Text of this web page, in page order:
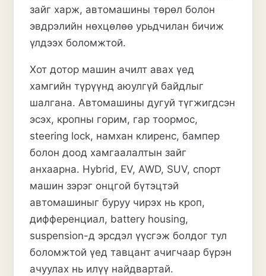
зайг харж, автомашины төрөл болон
эвдрэлийн нөхцөлөө урьдчилан бичиж
үлдээх боломжтой.
Хот дотор машин ачилтавах үед
хамгийн түрүүнд аюулгүй байдлыг
шалгана. Автомашины дугуй түгжигдсэн
эсэх, кропны горим, гар тоормос,
steering lock, намхан клиренс, бампер
болон доод хамгаалалтын зайг
анхаарна. Hybrid, EV, AWD, SUV, спорт
машин зэрэг онцгой бүтэцтэй
автомашиныг буруу чирэх нь кроп,
дифференциал, battery housing,
suspension-д эрсдэл үүсгэж болдог тул
боломжтой үед тавцант ачигчаар бүрэн
ачуулах нь илүү найдвартай.